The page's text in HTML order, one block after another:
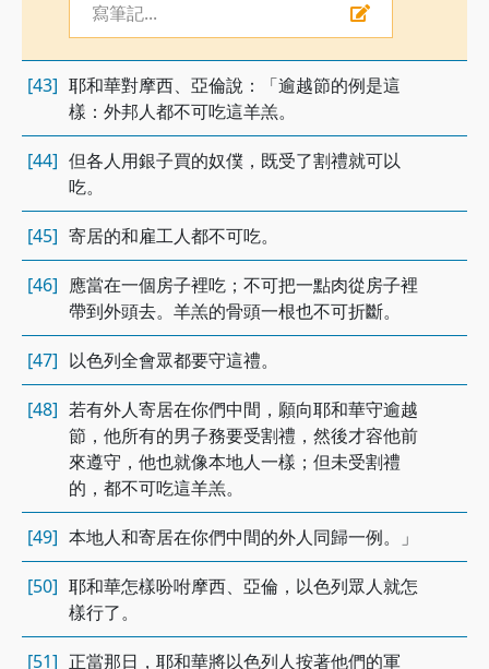
寫筆記...
[43] 耶和華對摩西、亞倫說：「逾越節的例是這
樣：外邦人都不可吃這羊羔。
[44] 但各人用銀子買的奴僕，既受了割禮就可以
吃。
[45] 寄居的和雇工人都不可吃。
[46] 應當在一個房子裡吃；不可把一點肉從房子裡
帶到外頭去。羊羔的骨頭一根也不可折斷。
[47] 以色列全會眾都要守這禮。
[48] 若有外人寄居在你們中間，願向耶和華守逾越
節，他所有的男子務要受割禮，然後才容他前
來遵守，他也就像本地人一樣；但未受割禮
的，都不可吃這羊羔。
[49] 本地人和寄居在你們中間的外人同歸一例。」
[50] 耶和華怎樣吩咐摩西、亞倫，以色列眾人就怎
樣行了。
[51] 正當那日，耶和華將以色列人按著他們的軍